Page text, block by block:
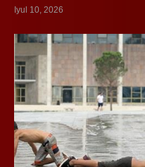
Iyul 10, 2026